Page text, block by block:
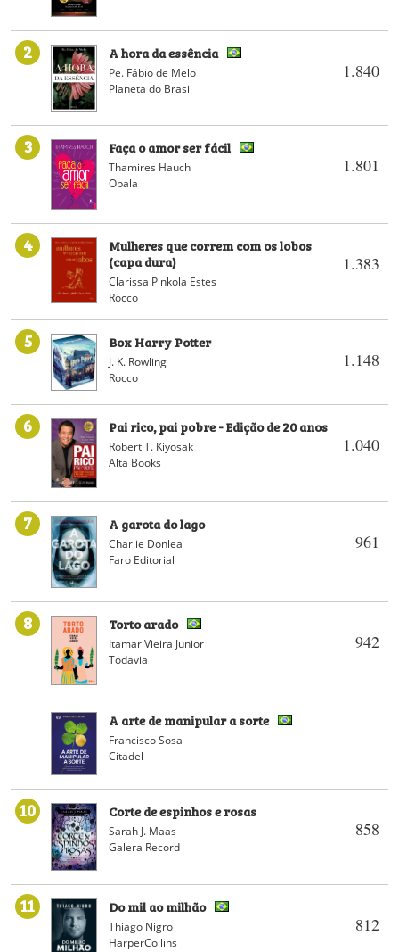
2
1.840
A hora da essência
Pe. Fábio de Melo
Planeta do Brasil
3
1.801
Faça o amor ser fácil
Thamires Hauch
Opala
4
1.383
Mulheres que correm com os lobos
(capa dura)
Clarissa Pinkola Estes
Rocco
5
1.148
Box Harry Potter
J. K. Rowling
Rocco
6
1.040
Pai rico, pai pobre - Edição de 20 anos
Robert T. Kiyosak
Alta Books
7
961
A garota do lago
Charlie Donlea
Faro Editorial
8
942
Torto arado
Itamar Vieira Junior
Todavia
A arte de manipular a sorte
Francisco Sosa
Citadel
10
858
Corte de espinhos e rosas
Sarah J. Maas
Galera Record
11
812
Do mil ao milhão
Thiago Nigro
HarperCollins